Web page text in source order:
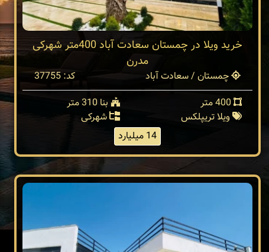
خرید ویلا در چمستان سعادت آباد 400متر شهرکی
مدرن
چمستان / سعادت آباد
کد: 37755
بنا 310 متر
ویلا تریپلکس
شهرکی
14 میلیارد